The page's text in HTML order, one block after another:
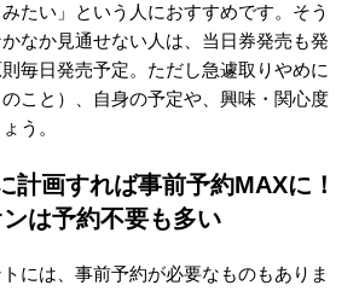
たい」という人におすすめです。そう
なか見通せない人は、当日券発売も発
毎日発売予定。 ただし急遽取りやめに
こと）、自身の予定や、興味・関心度
う。
計画すれば事前予約MAXに！
は予約不要も多い
には、事前予約が必要なものもありま